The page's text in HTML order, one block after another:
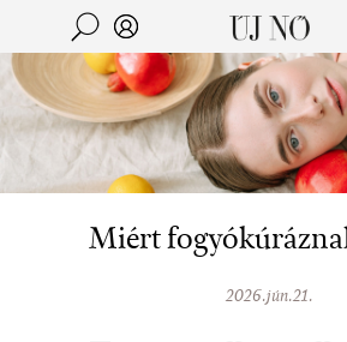
Jump to navigation
Kereső
Miért
2026.jún.21.